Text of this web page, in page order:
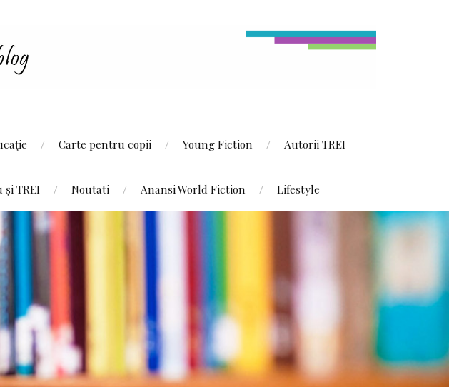
Carte pentru copii Young Fiction Autorii TREI
și TREI Noutati Anansi World Fiction Lifestyle